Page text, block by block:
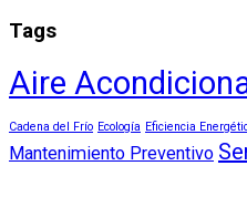
Tags
Aire
Cadena del Frío Ecología Eficiencia
Mantenimiento Preventivo